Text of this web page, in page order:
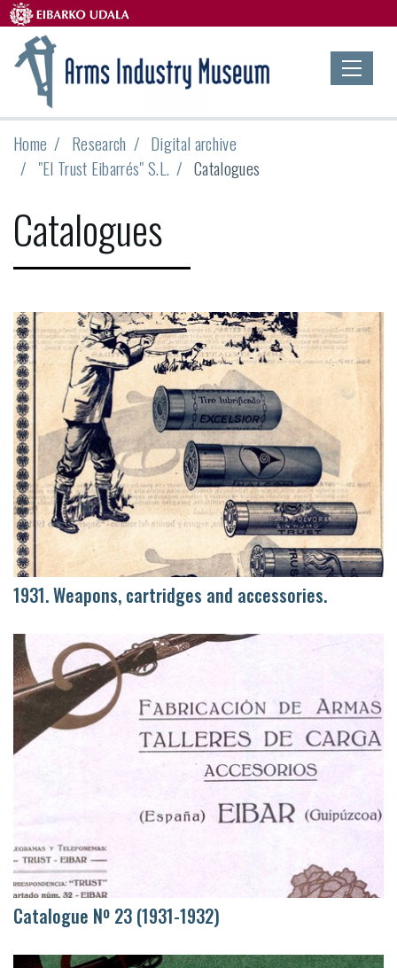
Home Research
Digital archive
"El Trust Eibarrés" S.L.
Catalogues
Catalogues
1931. Weapons, cartridges and accessories.
Catalogue Nº 23 (1931-1932)